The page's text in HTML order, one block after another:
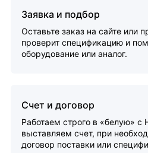
Заявка и подбор
Оставьте заказ на сайте или
проверит спецификацию и
оборудование или аналог.
Счет и договор
Работаем строго в «белую»
выставляем счет, при
договор поставки или